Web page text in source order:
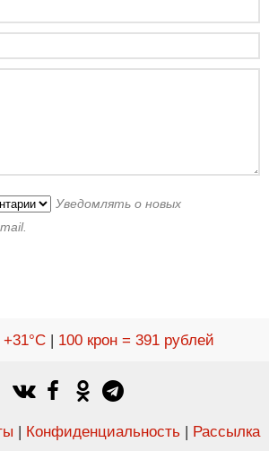
Уведомлять о новых
+31°C| 100 крон = 391 рублей
| Конфиденциальность | Рассылка